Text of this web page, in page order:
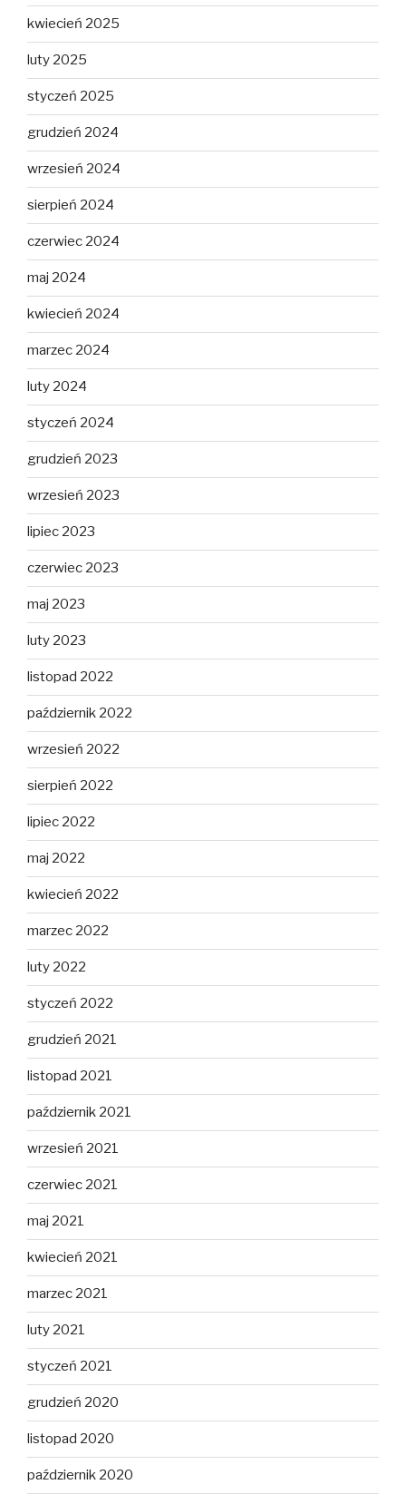
kwiecień 2025
luty 2025
styczeń 2025
grudzień 2024
wrzesień 2024
sierpień 2024
czerwiec 2024
maj 2024
kwiecień 2024
marzec 2024
luty 2024
styczeń 2024
grudzień 2023
wrzesień 2023
lipiec 2023
czerwiec 2023
maj 2023
luty 2023
listopad 2022
październik 2022
wrzesień 2022
sierpień 2022
lipiec 2022
maj 2022
kwiecień 2022
marzec 2022
luty 2022
styczeń 2022
grudzień 2021
listopad 2021
październik 2021
wrzesień 2021
czerwiec 2021
maj 2021
kwiecień 2021
marzec 2021
luty 2021
styczeń 2021
grudzień 2020
listopad 2020
październik 2020